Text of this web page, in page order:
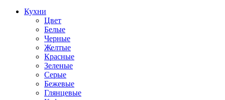
Кухни
Цвет
Белые
Черные
Желтые
Красные
Зеленые
Серые
Бежевые
Глянцевые